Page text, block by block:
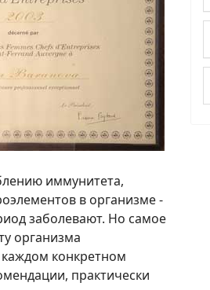
иммунитета,
в организме -
заболевают. Но самое
организма
конкретном
практически